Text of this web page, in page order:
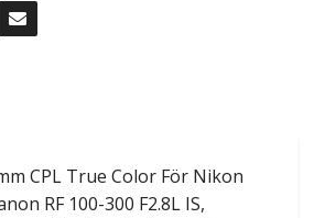
CPL True Color För Nikon
RF 100-300 F2.8L IS,